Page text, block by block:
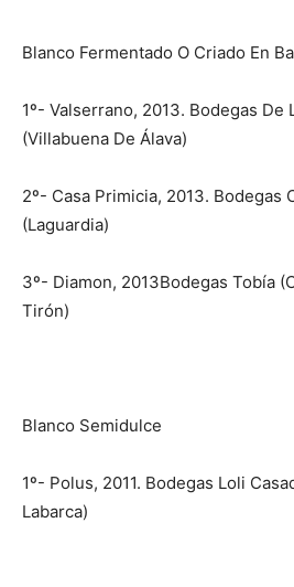
Blanco Fermentado O Criado En
1º- Valserrano, 2013. Bodegas De
(Villabuena De Álava)
2º- Casa Primicia, 2013. Bodegas
(Laguardia)
3º- Diamon, 2013Bodegas Tobía
Tirón)
Blanco Semidulce
1º- Polus, 2011. Bodegas Loli
Labarca)